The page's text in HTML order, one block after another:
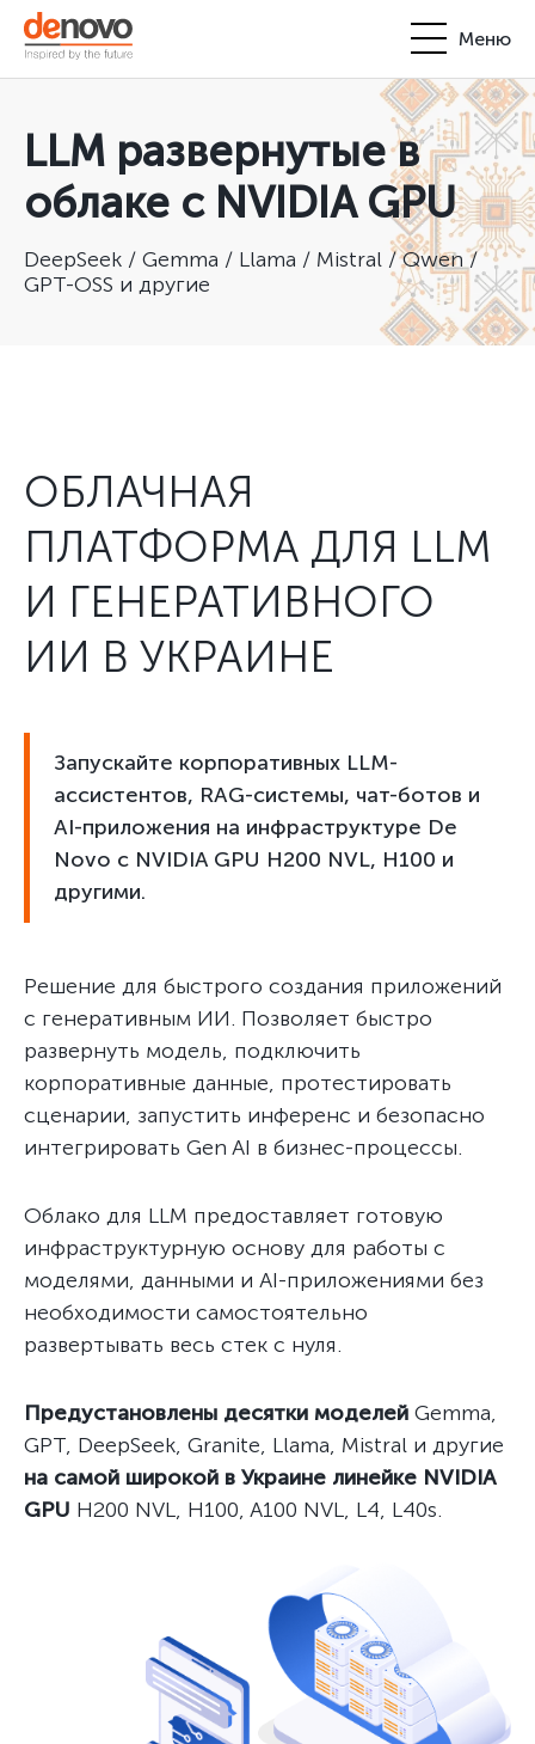
Меню
De Novo
+380-44-200-93-39 UA EN
LLM развернутые в
облаке с NVIDIA GPU
DeepSeek / Gemma / Llama / Mistral / Qwen /
GPT-OSS и другие
ОБЛАЧНАЯ
ПЛАТФОРМА ДЛЯ LLM
И ГЕНЕРАТИВНОГО
ИИ В УКРАИНЕ
Запускайте корпоративных LLM-
ассистентов, RAG-системы, чат-ботов и
AI-приложения на инфраструктуре De
Novo с NVIDIA GPU H200 NVL, H100 и
другими.
Решение для быстрого создания приложений
с генеративным ИИ. Позволяет быстро
развернуть модель, подключить
корпоративные данные, протестировать
сценарии, запустить инференс и безопасно
интегрировать Gen AI в бизнес-процессы.
Облако для LLM предоставляет готовую
инфраструктурную основу для работы с
моделями, данными и AI-приложениями без
необходимости самостоятельно
развертывать весь стек с нуля.
Предустановлены десятки моделей Gemma,
GPT, DeepSeek, Granite, Llama, Mistral и другие
на самой широкой в Украине линейке NVIDIA
GPU H200 NVL, H100, A100 NVL, L4, L40s.